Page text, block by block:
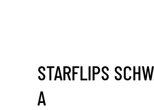
STARFLIPS
A